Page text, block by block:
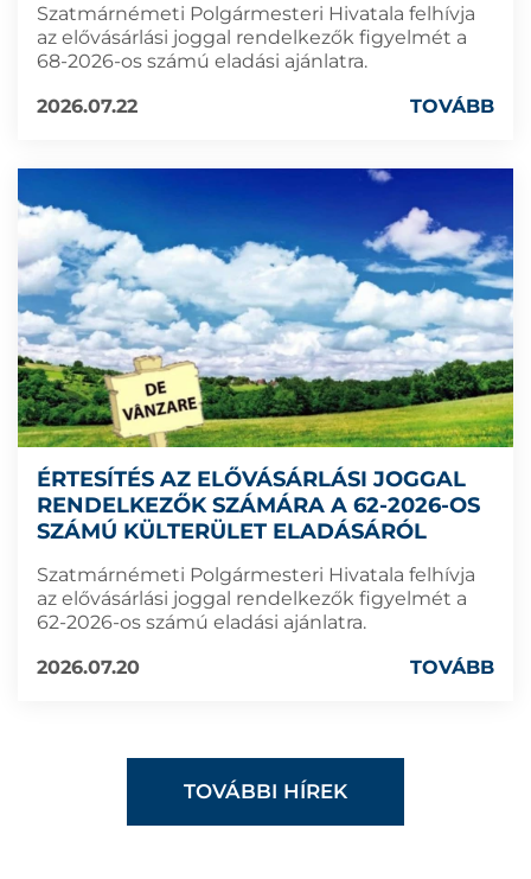
Szatmárnémeti Polgármesteri Hivatala felhívja
az elővásárlási joggal rendelkezők figyelmét a
68-2026-os számú eladási ajánlatra.
2026.07.22
TOVÁBB
ÉRTESÍTÉS AZ ELŐVÁSÁRLÁSI JOGGAL
RENDELKEZŐK SZÁMÁRA A 62-2026-OS
SZÁMÚ KÜLTERÜLET ELADÁSÁRÓL
Szatmárnémeti Polgármesteri Hivatala felhívja
az elővásárlási joggal rendelkezők figyelmét a
62-2026-os számú eladási ajánlatra.
2026.07.20
TOVÁBB
TOVÁBBI HÍREK